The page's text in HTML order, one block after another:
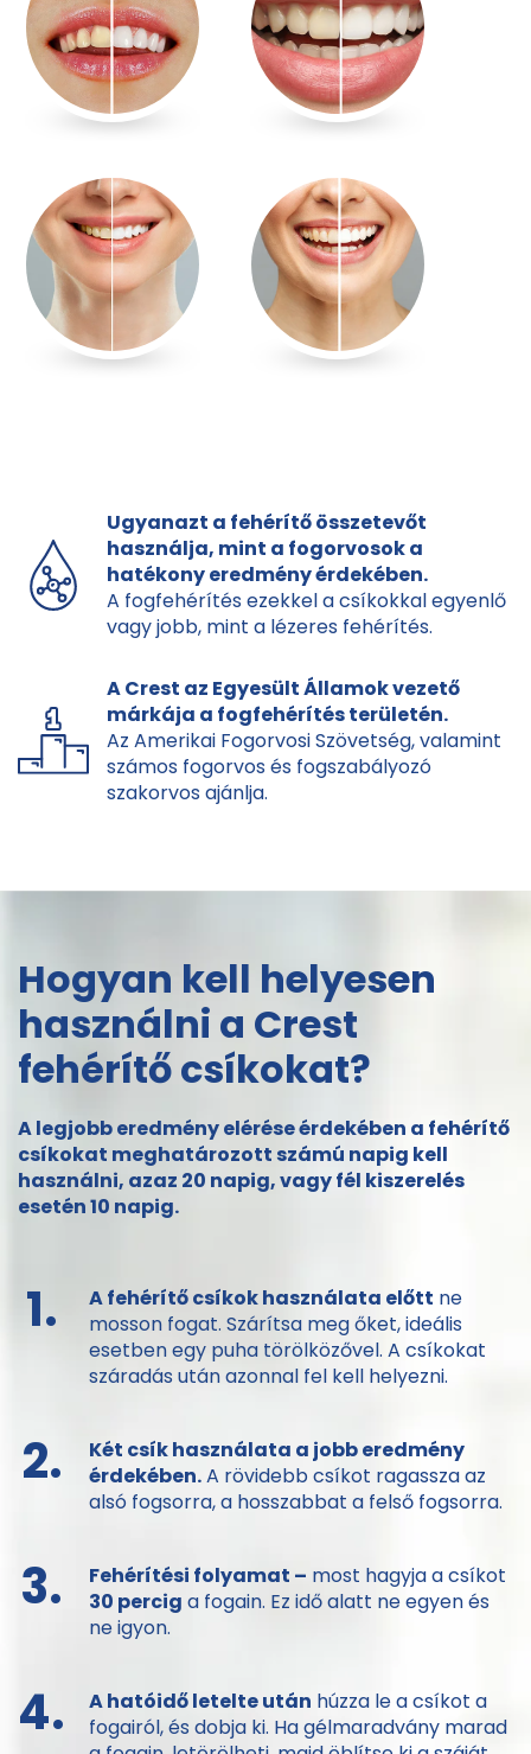
Ugyanazt a fehérítő összetevőt
használja, mint a fogorvosok a
hatékony eredmény érdekében.
A fogfehérítés ezekkel a csíkokkal egyenlő
vagy jobb, mint a lézeres fehérítés.
A Crest az Egyesült Államok vezető
márkája a fogfehérítés területén.
Az Amerikai Fogorvosi Szövetség, valamint
számos fogorvos és fogszabályozó
szakorvos ajánlja.
Hogyan kell helyesen
használni a Crest
fehérítő csíkokat?
A legjobb eredmény elérése érdekében a fehérítő
csíkokat meghatározott számú napig kell
használni, azaz 20 napig, vagy fél kiszerelés
esetén 10 napig.
1. A fehérítő csíkok használata előtt ne
mosson fogat. Szárítsa meg őket, ideális
esetben egy puha törölközővel. A csíkokat
száradás után azonnal fel kell helyezni.
2.
Két csík használata a jobb eredmény
érdekében.A rövidebb csíkot ragassza az
alsó fogsorra, a hosszabbat a felső fogsorra.
3. Fehérítési folyamat – most hagyja a csíkot
30 percig a fogain. Ez idő alatt ne egyen és
ne igyon.
4. A hatóidő letelte után húzza le a csíkot a
fogairól, és dobja ki. Ha gélmaradvány marad